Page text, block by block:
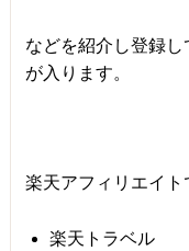
などを紹介し登録
が入ります。
楽天アフィリエイト
楽天トラベル